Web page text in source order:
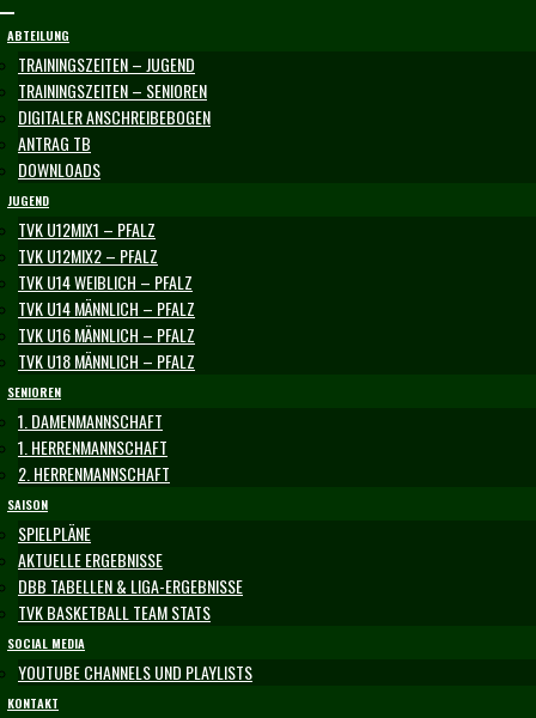
content
ABTEILUNG
TRAININGSZEITEN – JUGEND
TRAININGSZEITEN – SENIOREN
DIGITALER ANSCHREIBEBOGEN
ANTRAG TB
DOWNLOADS
JUGEND
TVK U12MIX1 – PFALZ
TVK U12MIX2 – PFALZ
TVK U14 WEIBLICH – PFALZ
TVK U14 MÄNNLICH – PFALZ
TVK U16 MÄNNLICH – PFALZ
TVK U18 MÄNNLICH – PFALZ
SENIOREN
1. DAMENMANNSCHAFT
1. HERRENMANNSCHAFT
2. HERRENMANNSCHAFT
SAISON
SPIELPLÄNE
AKTUELLE ERGEBNISSE
DBB TABELLEN & LIGA-ERGEBNISSE
TVK BASKETBALL TEAM STATS
SOCIAL MEDIA
YOUTUBE CHANNELS UND PLAYLISTS
KONTAKT